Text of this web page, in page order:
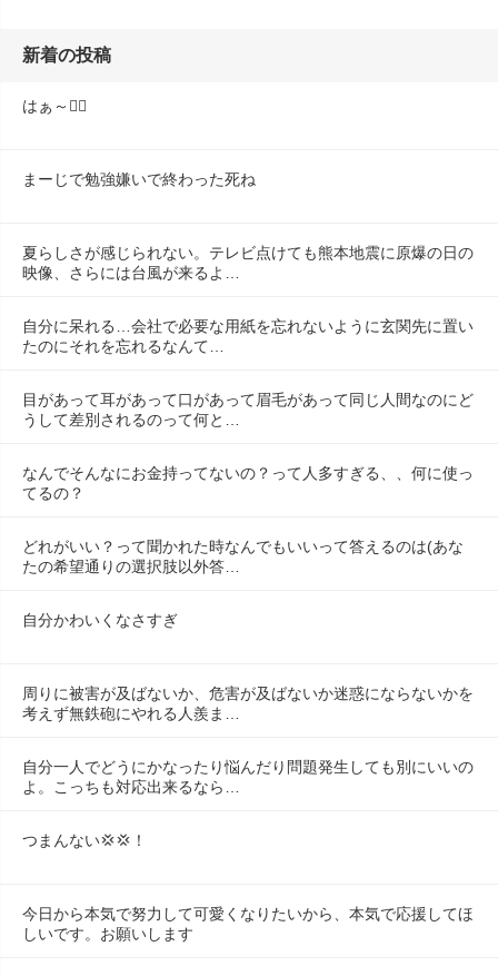
新着の投稿
はぁ～😮‍💨
まーじで勉強嫌いで終わった死ね
夏らしさが感じられない。テレビ点けても熊本地震に原爆の日の
映像、さらには台風が来るよ…
自分に呆れる…会社で必要な用紙を忘れないように玄関先に置い
たのにそれを忘れるなんて…
目があって耳があって口があって眉毛があって同じ人間なのにど
うして差別されるのって何と…
なんでそんなにお金持ってないの？って人多すぎる、、何に使っ
てるの？
どれがいい？って聞かれた時なんでもいいって答えるのは(あな
たの希望通りの選択肢以外答…
自分かわいくなさすぎ
周りに被害が及ばないか、危害が及ばないか迷惑にならないかを
考えず無鉄砲にやれる人羨ま…
自分一人でどうにかなったり悩んだり問題発生しても別にいいの
よ。こっちも対応出来るなら…
つまんない💢💢！
今日から本気で努力して可愛くなりたいから、本気で応援してほ
しいです。お願いします